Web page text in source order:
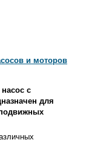
и моторов
насос с
для